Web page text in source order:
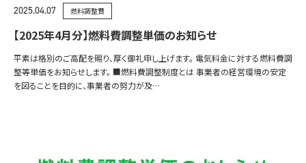
2025.04.07 燃料調整費
【2025年4月分】燃料費調整単価のお知らせ
平素は格別のご高配を賜り、厚く御礼申し上げます。 電気料金に対する燃料費調
整等単価をお知らせします。 ■燃料費調整制度とは 事業者の経営環境の安定
を図ることを目的に、事業者の努力が及…